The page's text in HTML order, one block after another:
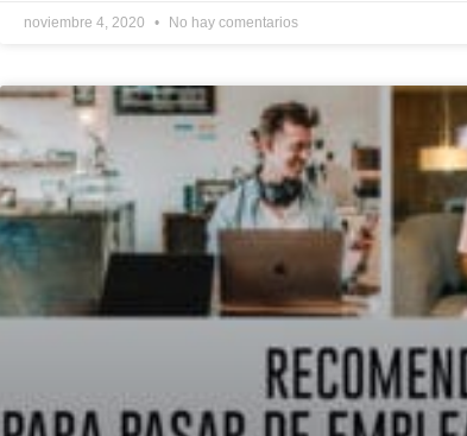
noviembre 4, 2020 No hay comentarios